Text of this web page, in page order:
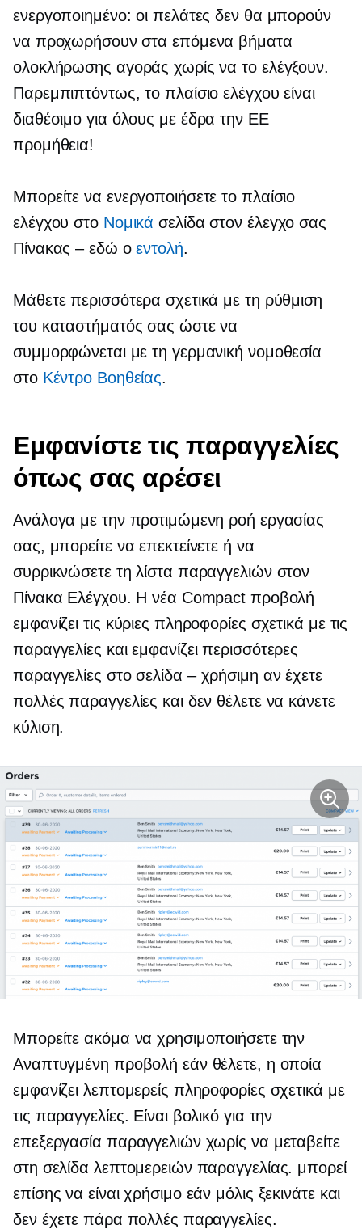
ενεργοποιημένο: οι πελάτες δεν θα μπορούν
να προχωρήσουν στα επόμενα βήματα
ολοκλήρωσης αγοράς χωρίς να το ελέγξουν.
Παρεμπιπτόντως, το πλαίσιο ελέγχου είναι
διαθέσιμο για όλους με έδρα την ΕΕ
προμήθεια!
Μπορείτε να ενεργοποιήσετε το πλαίσιο
ελέγχου στο Νομικά σελίδα στον έλεγχο σας
Πίνακας – εδώ οεντολή.
Μάθετε περισσότερα σχετικά με τη ρύθμιση
του καταστήματός σας ώστε να
συμμορφώνεται με τη γερμανική νομοθεσία
στο Κέντρο Bοηθείας.
Εμφανίστε τις παραγγελίες
όπως σας αρέσει
Ανάλογα με την προτιμώμενη ροή εργασίας
σας, μπορείτε να επεκτείνετε ή να
συρρικνώσετε τη λίστα παραγγελιών στον
Πίνακα Ελέγχου. Η νέα Compact προβολή
εμφανίζει τις κύριες πληροφορίες σχετικά με τις
παραγγελίες και εμφανίζει περισσότερες
παραγγελίες στοσελίδα – χρήσιμη αν έχετε
πολλές παραγγελίες και δεν θέλετε να κάνετε
κύλιση.
Μπορείτε ακόμα να χρησιμοποιήσετε την
Αναπτυγμένη προβολή εάν θέλετε, η οποία
εμφανίζει λεπτομερείς πληροφορίες σχετικά με
τις παραγγελίες. Είναι βολικό για την
επεξεργασία παραγγελιών χωρίς να μεταβείτε
στη σελίδα λεπτομερειών παραγγελίας. μπορεί
επίσης να είναι χρήσιμο εάν μόλις ξεκινάτε και
δεν έχετε πάρα πολλές παραγγελίες.